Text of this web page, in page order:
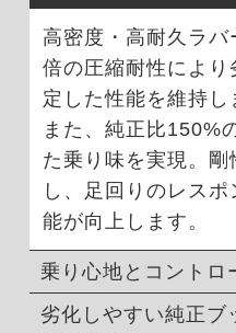
高密度・高耐久ラ
倍の圧縮耐性によ
定した性能を維持し
また、純正比150%
た乗り味を実現。
し、足回りのレス
能が向上します。
乗り心地とコントロ
劣化しやすい純正ブ